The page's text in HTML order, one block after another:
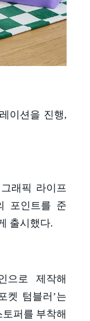
이션을 진행,
래픽 라이프
포인트를 준
출시했다.
으로 제작해
켓 텀블러 ’는
퍼를 부착해